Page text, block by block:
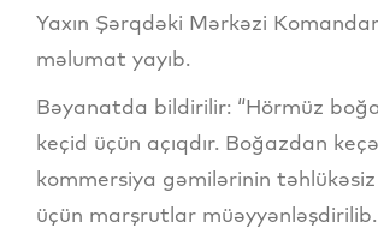
Yaxın Şərqdəki Mərkəzi
məlumat yayıb.
Bəyanatda bildirilir: “Hörmüz
keçid üçün açıqdır. Boğazdan
kommersiya gəmilərinin
üçün marşrutlar